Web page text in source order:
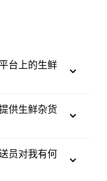
台上的生鲜
供生鲜杂货
员对我有何